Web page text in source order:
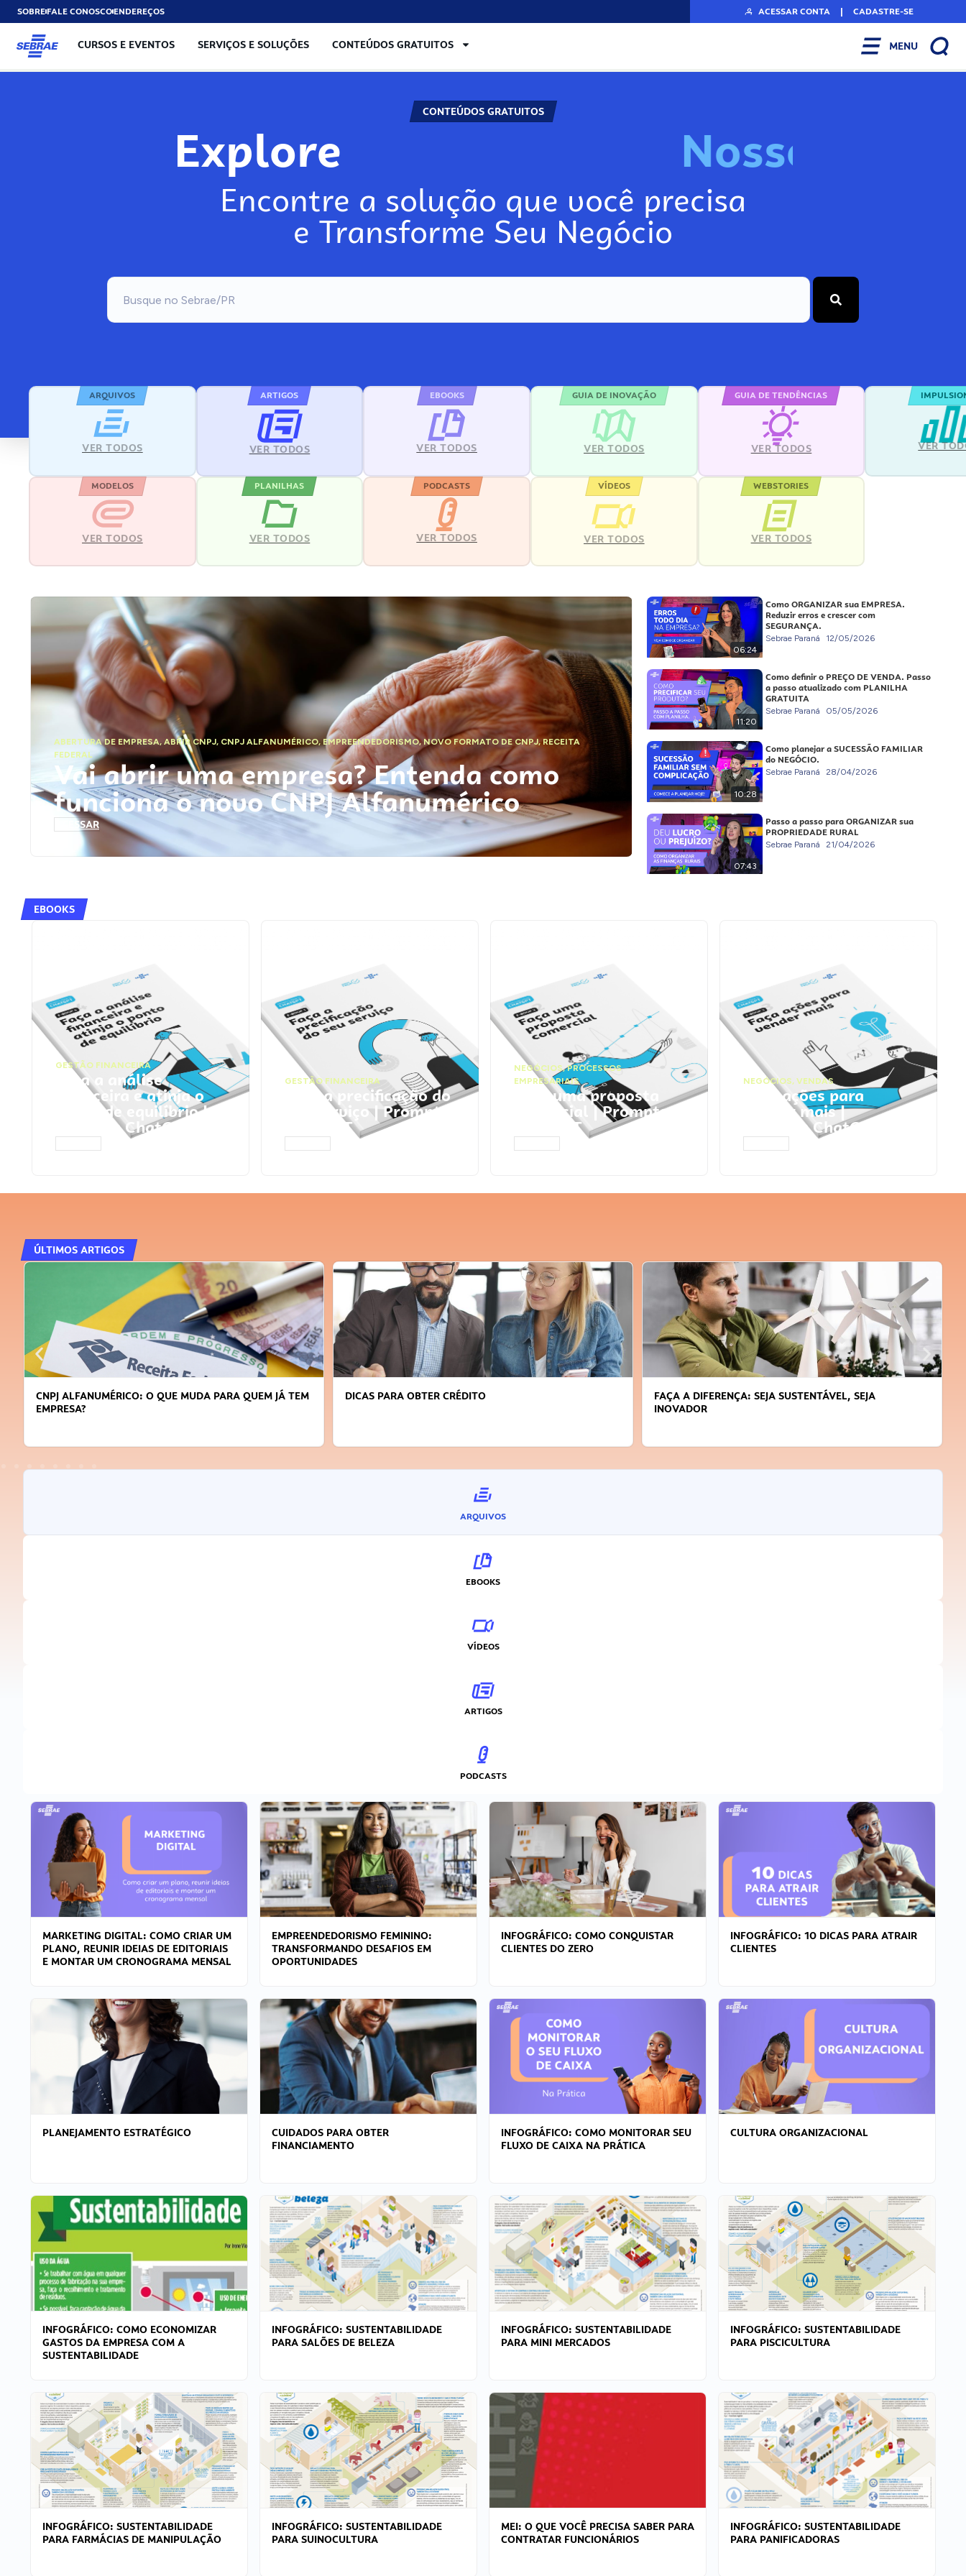
SOBREFALE CONOSCOENDEREÇOS ACESSAR CONTA | CADASTRE-SE
CURSOS E EVENTOS SERVIÇOS E SOLUÇÕES CONTEÚDOS GRATUITOS MENU
CONTEÚDOS GRATUITOS
Explore Nosso
Encontre a solução que você precisa
e Transforme Seu Negócio
ARQUIVOS
VER TODOS
ARTIGOS
VER TODOS
EBOOKS
VER TODOS
GUIA DE INOVAÇÃO
VER TODOS
GUIA DE TENDÊNCIAS
VER TODOS VER
MODELOS
VER TODOS
PLANILHAS
VER TODOS
PODCASTS
VER TODOS
VÍDEOS
VER TODOS
WEBSTORIES
VER TODOS
ABERTURA DE EMPRESA,ABRIR CNPJ, CNPJ ALFANUMÉRICO, EMPREENDEDORISMO,NOVO FORMATO DE CNPJ,RECEITA
FEDERAL
Vai abrir uma empresa? Entenda como
funciona o novo CNPJ Alfanumérico
ACESSAR
06:24
Como ORGANIZAR sua EMPRESA.
Reduzir erros e crescer com
SEGURANÇA.
Sebrae Paraná 12/05/2026
11:20
Como definir o PREÇO DE VENDA. Passo
a passo atualizado com PLANILHA
GRATUITA
Sebrae Paraná 05/05/2026
10:28
Como planejar a SUCESSÃO FAMILIAR
do NEGÓCIO.
Sebrae Paraná 28/04/2026
07:43
Passo a passo para ORGANIZAR sua
PROPRIEDADE RURAL
Sebrae Paraná 21/04/2026
EBOOKS
GESTÃO FINANCEIRA
Faça a análise
financeira e atinja o
ponto de equilíbrio |
Prompts ChatGPT
GESTÃO FINANCEIRA
Faça a precificação do
seu serviço | Prompts
ChatGPT
NEGÓCIOS,PROCESSOS
EMPRESARIAIS
Faça uma proposta
comercial | Prompts
ChatGPT
NEGÓCIOS, VENDAS
Faça ações para
vender mais |
Prompts ChatGPT
ÚLTIMOS ARTIGOS
CNPJ ALFANUMÉRICO: O QUE MUDA PARA QUEM JÁ TEM
EMPRESA?
DICAS PARA OBTER CRÉDITO
FAÇA A DIFERENÇA: SEJA SUSTENTÁVEL, SEJA
INOVADOR
ARQUIVOS
EBOOKS
VÍDEOS
ARTIGOS
PODCASTS
MARKETING DIGITAL: COMO CRIAR UM
PLANO, REUNIR IDEIAS DE EDITORIAIS
E MONTAR UM CRONOGRAMA MENSAL
EMPREENDEDORISMO FEMININO:
TRANSFORMANDO DESAFIOS EM
OPORTUNIDADES
INFOGRÁFICO: COMO CONQUISTAR
CLIENTES DO ZERO
INFOGRÁFICO: 10 DICAS PARA ATRAIR
CLIENTES
PLANEJAMENTO ESTRATÉGICO
CUIDADOS PARA OBTER
FINANCIAMENTO
INFOGRÁFICO: COMO MONITORAR SEU
FLUXO DE CAIXA NA PRÁTICA
CULTURA ORGANIZACIONAL
INFOGRÁFICO: COMO ECONOMIZAR
GASTOS DA EMPRESA COM A
SUSTENTABILIDADE
INFOGRÁFICO: SUSTENTABILIDADE
PARA SALÕES DE BELEZA
INFOGRÁFICO: SUSTENTABILIDADE
PARA MINI MERCADOS
INFOGRÁFICO: SUSTENTABILIDADE
PARA PISCICULTURA
INFOGRÁFICO: SUSTENTABILIDADE
PARA FARMÁCIAS DE MANIPULAÇÃO
INFOGRÁFICO: SUSTENTABILIDADE
PARA SUINOCULTURA
MEI: O QUE VOCÊ PRECISA SABER PARA
CONTRATAR FUNCIONÁRIOS
INFOGRÁFICO: SUSTENTABILIDADE
PARA PANIFICADORAS